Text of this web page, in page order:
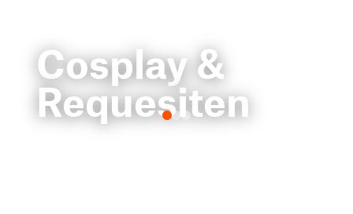
Cosplay &
Requesiten